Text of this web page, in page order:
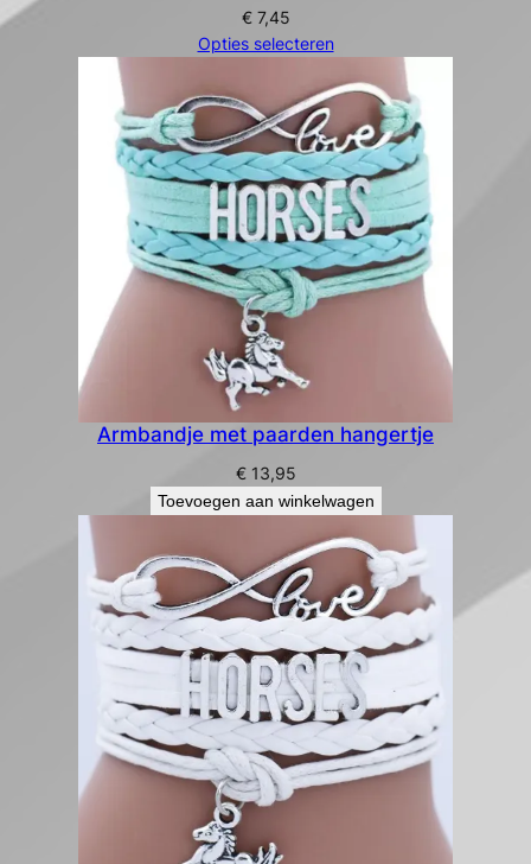
€7,45
Opties selecteren
Armbandje met paarden hangertje
€13,95
Toevoegen aan winkelwagen